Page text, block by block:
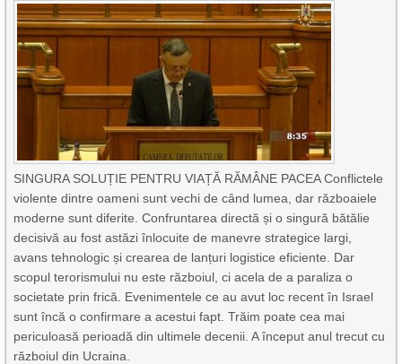
SINGURA SOLUȚIE PENTRU VIAȚĂ RĂMÂNE PACEA Conflictele
violente dintre oameni sunt vechi de când lumea, dar războaiele
moderne sunt diferite. Confruntarea directă și o singură bătălie
decisivă au fost astăzi înlocuite de manevre strategice largi,
avans tehnologic și crearea de lanțuri logistice eficiente. Dar
scopul terorismului nu este războiul, ci acela de a paraliza o
societate prin frică. Evenimentele ce au avut loc recent în Israel
sunt încă o confirmare a acestui fapt. Trăim poate cea mai
periculoasă perioadă din ultimele decenii. A început anul trecut cu
războiul din Ucraina.